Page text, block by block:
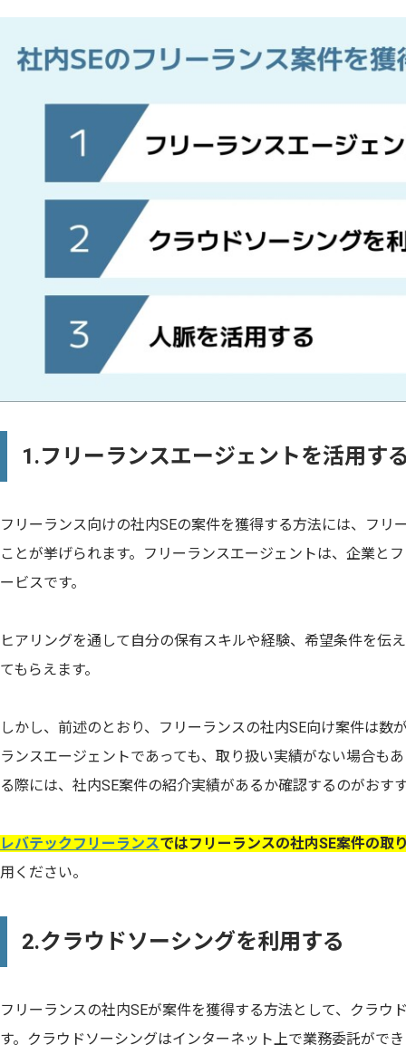
1.フリーランスエージェントを活用す
フリーランス向けの社内SEの案件を獲得する方法には、フリ
ことが挙げられます。フリーランスエージェントは、企業と
ービスです。
ヒアリングを通して自分の保有スキルや経験、希望条件を伝
てもらえます。
しかし、前述のとおり、フリーランスの社内SE向け案件は数
ランスエージェントであっても、取り扱い実績がない場合も
る際には、社内SE案件の紹介実績があるか確認するのがおす
レバテックフリーランスではフリーランスの社内SE案件の取
用ください。
2.クラウドソーシングを利用する
フリーランスの社内SEが案件を獲得する方法として、クラウ
す。クラウドソーシングはインターネット上で業務委託がで